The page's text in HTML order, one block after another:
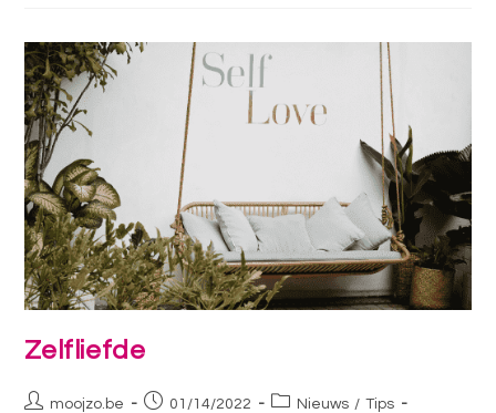
Zelfliefde
moojzo.be 01/14/2022 Nieuws / Tips